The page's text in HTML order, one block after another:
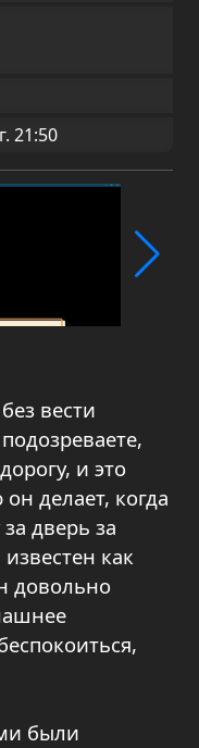
21:50
вести
и это
делает, когда
дверь за
как
довольно
были